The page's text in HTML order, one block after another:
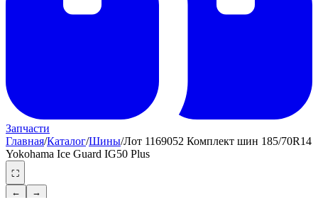
Запчасти
Главная/Каталог/Шины/Лот 1169052 Комплект шин 185/70R14
Yokohama Ice Guard IG50 Plus
⛶
←
→